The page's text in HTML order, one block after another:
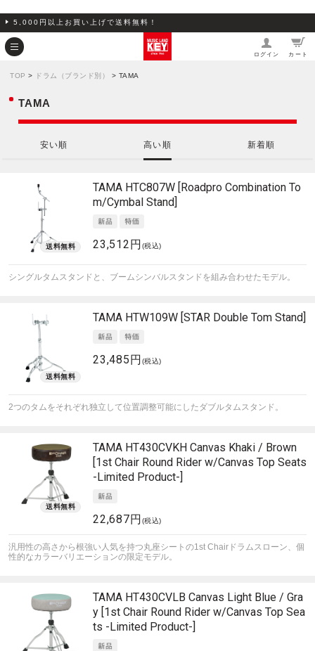
5,000円以上お買い上げで送料無料！
ログイン カート
TOP > ドラム（ブランド別） > TAMA
TAMA
安い順 高い順 新着順
TAMA HTC807W [Roadpro Combination To
m/Cymbal Stand]
23,512円 (税込)
シングルタムスタンドと、ブームシンバルスタンドを組み合わせたモデル。
TAMA HTW109W [STAR Double Tom Stand]
23,485円 (税込)
2つのタムをそれぞれ独立して位置調整可能にしたダブルタムスタンド。
TAMA HT430CVKH Canvas Khaki / Brown
[1st Chair Round Rider w/Canvas Top Seats
-Limited Product-]
22,687円 (税込)
汎用性の高さから根強い人気を持つ丸座シートの1st Chairドラムスローン、個
性的なカラーバリエーションの限定モデル。
TAMA HT430CVLB Canvas Light Blue / Gra
y [1st Chair Round Rider w/Canvas Top Sea
ts -Limited Product-]